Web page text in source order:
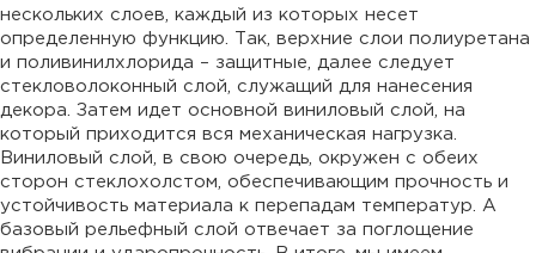
нескольких слоев, каждый из которых несет
определенную функцию. Так, верхние слои полиуретана
и поливинилхлорида – защитные, далее следует
стекловолоконный слой, служащий для нанесения
декора. Затем идет основной виниловый слой, на
который приходится вся механическая нагрузка.
Виниловый слой, в свою очередь, окружен с обеих
сторон стеклохолстом, обеспечивающим прочность и
устойчивость материала к перепадам температур. А
базовый рельефный слой отвечает за поглощение